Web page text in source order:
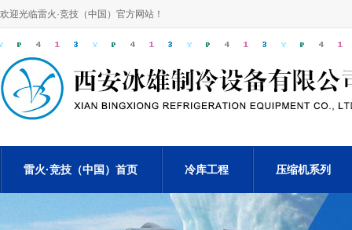
欢迎光临雷火·竞技（中国）官方网站！
雷火·竞技（中国）首页 冷库工程 压缩机系列
电竞网站